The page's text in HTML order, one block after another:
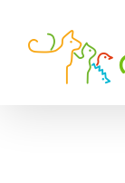
Inhalt